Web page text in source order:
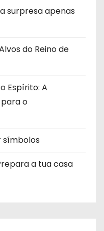
surpresa apenas
do Reino de
Espírito: A
o
símbolos
a tua casa